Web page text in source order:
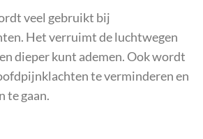
veel gebruikt bij
Het verruimt de luchtwegen
dieper kunt ademen. Ook wordt
te verminderen en
te gaan.